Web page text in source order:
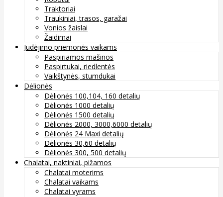
Traktoriai
Traukiniai, trasos, garažai
Vonios žaislai
Žaidimai
Judėjimo priemonės vaikams
Paspiriamos mašinos
Paspirtukai, riedlentės
Vaikštynės, stumdukai
Dėlionės
Dėlionės 100,104, 160 detalių
Dėlionės 1000 detalių
Dėlionės 1500 detalių
Dėlionės 2000, 3000,6000 detalių
Dėlionės 24 Maxi detalių
Dėlionės 30,60 detalių
Dėlionės 300, 500 detalių
Chalatai, naktiniai, pižamos
Chalatai moterims
Chalatai vaikams
Chalatai vyrams